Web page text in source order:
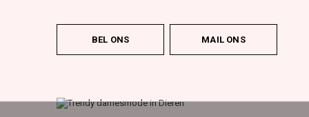
BEL ONS MAIL ONS